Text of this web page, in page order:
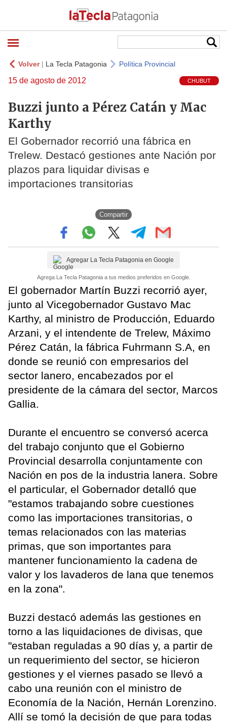
Volver| La Tecla Patagonia Política Provincial
15 de agosto de 2012 CHUBUT
Buzzi junto a Pérez Catán y Mac
Karthy
El Gobernador recorrió una fábrica en
Trelew. Destacó gestiones ante Nación por
plazos para liquidar divisas e
importaciones transitorias
Compartir
Agregar La Tecla Patagonia en Google
Agrega La Tecla Patagonia a tus medios preferidos en Google.
El gobernador Martín Buzzi recorrió ayer,
junto al Vicegobernador Gustavo Mac
Karthy, al ministro de Producción, Eduardo
Arzani, y el intendente de Trelew, Máximo
Pérez Catán, la fábrica Fuhrmann S.A, en
donde se reunió con empresarios del
sector lanero, encabezados por el
presidente de la cámara del sector, Marcos
Gallia.
Durante el encuentro se conversó acerca
del trabajo conjunto que el Gobierno
Provincial desarrolla conjuntamente con
Nación en pos de la industria lanera. Sobre
el particular, el Gobernador detalló que
"estamos trabajando sobre cuestiones
como las importaciones transitorias, o
temas relacionados con las materias
primas, que son importantes para
mantener funcionamiento la cadena de
valor y los lavaderos de lana que tenemos
en la zona".
Buzzi destacó además las gestiones en
torno a las liquidaciones de divisas, que
"estaban reguladas a 90 días y, a partir de
un requerimiento del sector, se hicieron
gestiones y el viernes pasado se llevó a
cabo una reunión con el ministro de
Economía de la Nación, Hernán Lorenzino.
Allí se tomó la decisión de que para todas